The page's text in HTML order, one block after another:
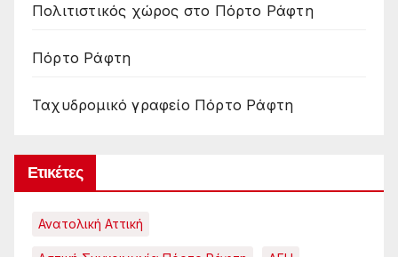
Πολιτιστικός χώρος στο Πόρτο Ράφτη
Πόρτο Ράφτη
Ταχυδρομικό γραφείο Πόρτο Ράφτη
Ετικέτες
Ανατολική Αττική